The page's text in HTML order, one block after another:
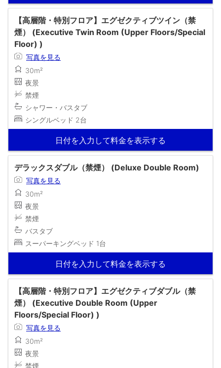
【高層階・特別フロア】エグゼクティブツイン（禁
煙） (Executive Twin Room (Upper Floors/Special
Floor) )
写真を見る
30m²
夜景
禁煙
シャワー・バスタブ
シングルベッド 2台
日付を入力して料金を表示する
デラックスダブル（禁煙） (Deluxe Double Room)
写真を見る
30m²
夜景
禁煙
バスタブ
スーパーキングベッド 1台
日付を入力して料金を表示する
【高層階・特別フロア】エグゼクティブダブル（禁
煙） (Executive Double Room (Upper
Floors/Special Floor) )
写真を見る
30m²
夜景
禁煙